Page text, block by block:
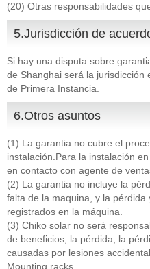
(20) Otras responsabilidades
5.Jurisdicción de
Si hay una disputa sobre
de Shanghai será la jurisdicción
de Primera Instancia.
6.Otros asuntos
(1) La garantia no cubre el
instalación.Para la instalación
en contacto con agente de
(2) La garantia no incluye la
falta de la maquina, y la
registrados en la máquina.
(3) Chiko solar no será
de beneficios, la pérdida, la
causadas por lesiones
Mounting racks.